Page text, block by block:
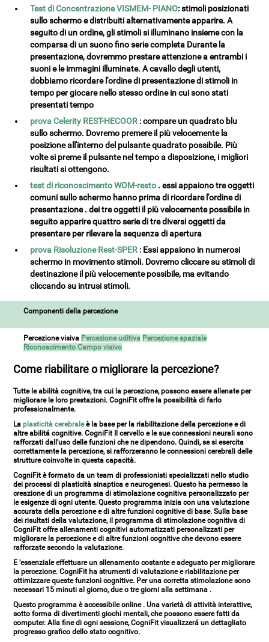
Test di Concentrazione VISMEM- PIANO: stimoli posizionati
sullo schermo e distribuiti alternativamente apparire. A
seguito di un ordine, gli stimoli si illuminano insieme con la
comparsa di un suono fino serie completa Durante la
presentazione, dovremmo prestare attenzione a entrambi i
suoni e le immagini illuminate. A cavallo degli utenti,
dobbiamo ricordare l'ordine di presentazione di stimoli in
tempo per giocare nello stesso ordine in cui sono stati
presentati tempo
prova Celerity REST-HECOOR : compare un quadrato blu
sullo schermo. Dovremo premere il più velocemente la
posizione all'interno del pulsante quadrato possibile. Più
volte si preme il pulsante nel tempo a disposizione, i migliori
risultati si ottengono.
test di riconoscimento WOM-resto . essi appaiono tre oggetti
comuni sullo schermo hanno prima di ricordare l'ordine di
presentazione . dei tre oggetti il ​​più velocemente possibile in
seguito apparire quattro serie di tre diversi oggetti da
presentare per rilevare la sequenza di apertura
prova Risoluzione Rest-SPER : Essi appaiono in numerosi
schermo in movimento stimoli. Dovremo cliccare su stimoli di
destinazione il più velocemente possibile, ma evitando
cliccando su intrusi stimoli.
Componenti della percezione
Percezione visiva Percezione uditiva Percezione spaziale
Riconoscimento Campo visivo
Come riabilitare o migliorare la percezione?
Tutte le abilità cognitive, tra cui la percezione, possono essere allenate per
migliorare le loro prestazioni.CogniFit offre la possibilità di farlo
professionalmente.
La plasticità cerebrale è la base per la riabilitazione della percezione e di
altre abilitá cognitive.CogniFit
Il cervello e le sue connessioni neurali sono
rafforzati dall'uso delle funzioni che ne dipendono. Quindi, se si esercita
correttamente la percezione, si rafforzeranno le connessioni cerebrali delle
strutture coinvolte in questa capacità.
CogniFit è formato da un team di professionisti specializzati nello studio
dei processi di plasticità sinaptica e neurogenesi. Questo ha permesso la
creazionedi un programma di stimolazione cognitiva personalizzatoper
le esigenze di ogni utente. Questo programma inizia con una valutazione
accurata della percezione e di altre funzioni cognitive di base. Sulla base
dei risultati della valutazione, il programma di stimolazione cognitiva di
CogniFitoffre allenamenti cognitivi automatizzati personalizzati per
migliorare la percezione e di altre funzioni cognitive che devono essere
rafforzate secondo la valutazione.
E 'essenziale effettuare un sllenamento costante e adeguato per migliorare
la percezione.CogniFit ha strumenti di valutazione e riabilitazione per
ottimizzare queste funzioni cognitive. Per una corretta stimolazione sono
necessari 15 minuti al giorno, due o tre giorni alla settimana .
Questo programma è accessibile online . Una varietà di attività interattive,
sotto forma di divertimenti giochi mentali, che possono essere fatti da
computer. Alla fine di ogni sessione,CogniFit visualizzerá un dettagliato
progresso graficodello stato cognitivo.